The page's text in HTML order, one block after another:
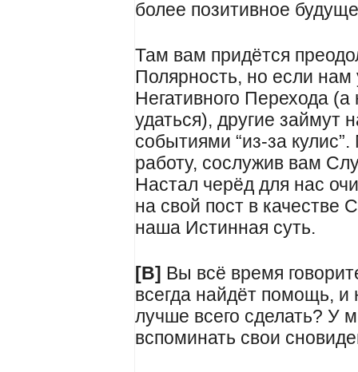
более позитивное
Там вам придётся
Полярность, но если нам
Негативного Перехода
удаться), другие займут
событиями “из-за
работу, сослужив вам
Настал черёд для нас
на свой пост в качестве
наша Истинная суть.
[В] Вы всё время
всегда найдёт помощь, и
лучше всего сделать? У
вспоминать свои